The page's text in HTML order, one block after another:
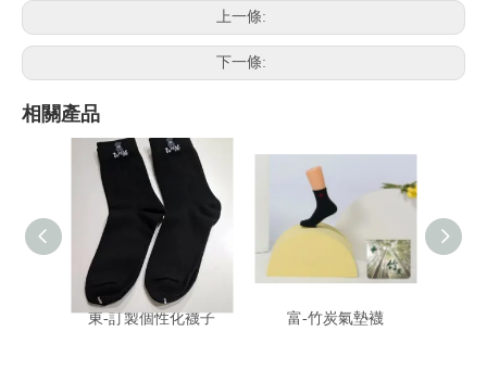
上一條:
下一條:
相關產品
東-訂製個性化襪子 富-竹炭氣墊襪